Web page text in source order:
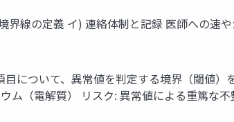
線の定義 イ) 連絡体制と記録 医師への速
について、異常値を判定する境界（閾値）
ム（電解質） リスク: 異常値による重篤な